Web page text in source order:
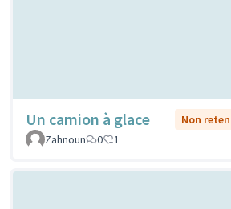
Un camion à glace
Non
Zahnoun
0 1